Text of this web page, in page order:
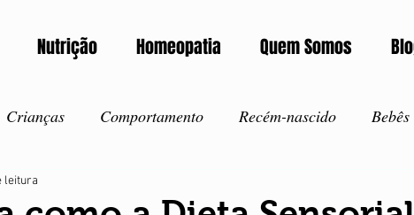
Nutrição Homeopatia Quem Somos
Crianças Comportamento Recém-nascido Bebês
leitura